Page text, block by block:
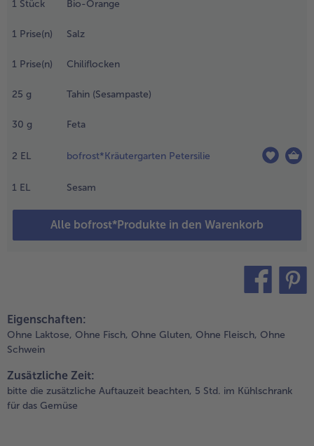
1 Stück Bio-Orange
1 Prise(n) Salz
1 Prise(n) Chiliflocken
25 g Tahin (Sesampaste)
30 g Feta
2 EL bofrost*Kräutergarten Petersilie
1 EL Sesam
Alle bofrost*Produkte in den Warenkorb
das
Die
und
und
Dressing
dem
Eigenschaften:
Ohne Laktose, Ohne Fisch, Ohne Gluten, Ohne Fleisch, Ohne
Schwein
Zusätzliche Zeit:
bitte die zusätzliche Auftauzeit beachten, 5 Std. im Kühlschrank
für das Gemüse